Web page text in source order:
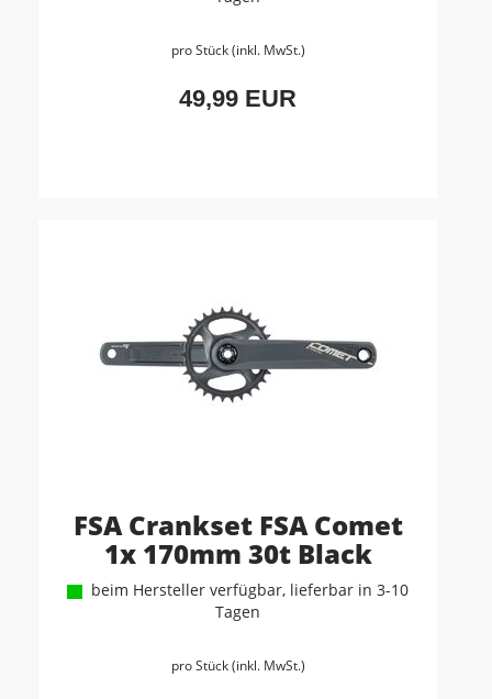
pro Stück (inkl. MwSt.)
49,99 EUR
FSA Crankset FSA Comet
1x 170mm 30t Black
beim Hersteller verfügbar, lieferbar in 3-10
Tagen
pro Stück (inkl. MwSt.)